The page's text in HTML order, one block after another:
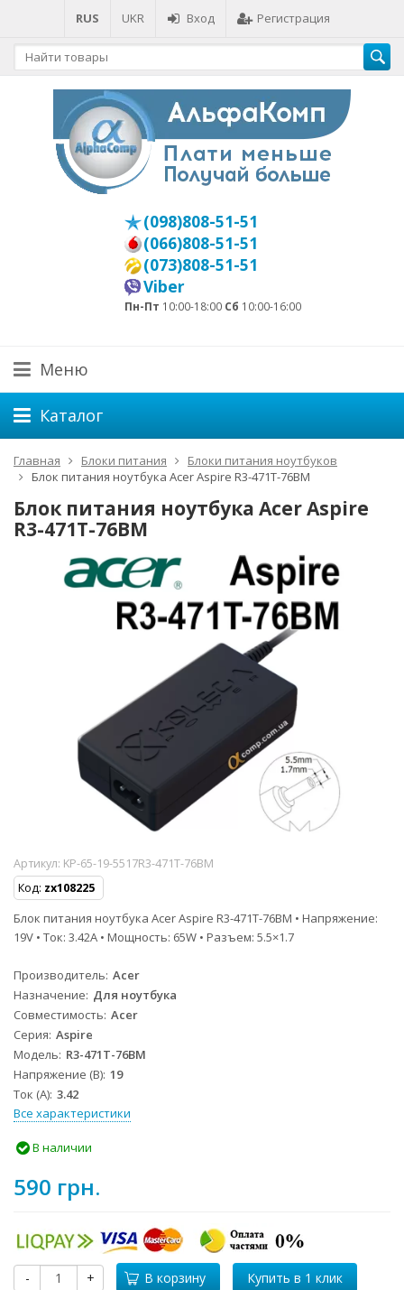
RUS UKR Вход Регистрация
(098)808-51-51
(066)808-51-51
(073)808-51-51
Viber
Пн-Пт 10:00-18:00 Сб 10:00-16:00
Меню
Каталог
Главная Блоки питания
Блоки питания ноутбуков
Блок питания ноутбука Acer Aspire R3-471T-76BM
Блок питания ноутбука Acer Aspire
R3-471T-76BM
Артикул: KP-65-19-5517R3-471T-76BM
Код: zx108225
Блок питания ноутбука Acer Aspire R3-471T-76BM • Напряжение:
19V • Ток: 3.42A • Мощность: 65W • Разъем: 5.5×1.7
Производитель Acer
Назначение Для ноутбука
Совместимость Acer
Серия Aspire
Модель R3-471T-76BM
Напряжение (В) 19
Ток (А) 3.42
Все характеристики
В наличии
590 грн.
- + В корзину